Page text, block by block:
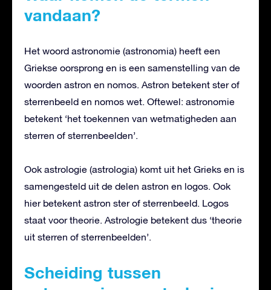
vandaan?
Het woord astronomie (astronomia) heeft een
Griekse oorsprong en is een samenstelling van de
woorden astron en nomos. Astron betekent ster of
sterrenbeeld en nomos wet. Oftewel: astronomie
betekent ‘het toekennen van wetmatigheden aan
sterren of sterrenbeelden’.
Ook astrologie (astrologia) komt uit het Grieks en is
samengesteld uit de delen astron en logos. Ook
hier betekent astron ster of sterrenbeeld. Logos
staat voor theorie. Astrologie betekent dus ‘theorie
uit sterren of sterrenbeelden’.
Scheiding tussen